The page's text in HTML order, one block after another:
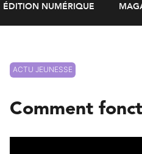
ÉDITION NUMÉRIQUE
ACTU JEUNESSE
Comment